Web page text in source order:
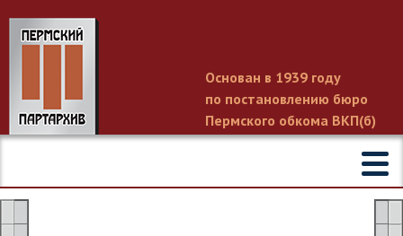
Основан в 1939 году
по постановлению бюро
Пермского обкома ВКП(б)